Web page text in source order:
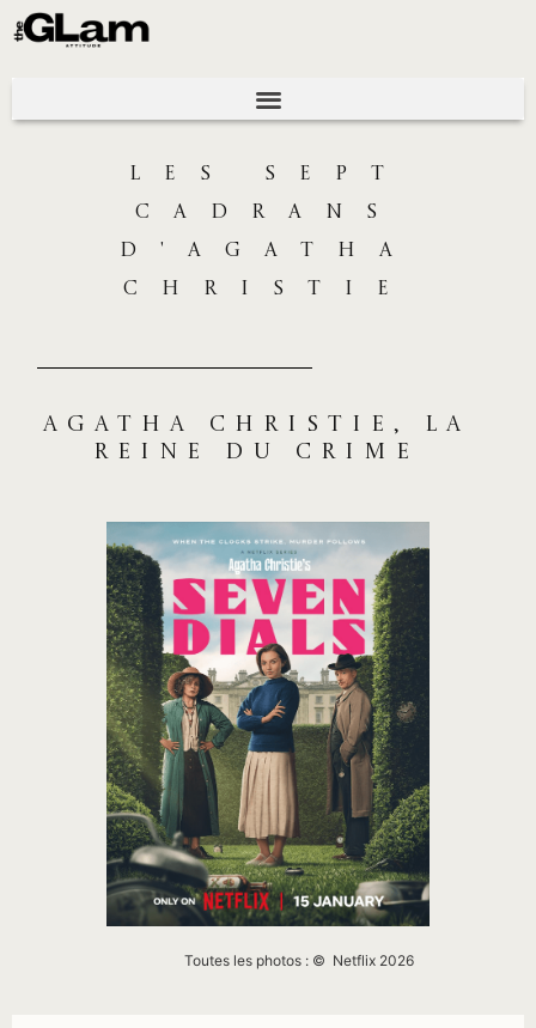
LES SEPT
CADRANS
D'AGATHA
CHRISTIE
AGATHA CHRISTIE, LA
REINE DU CRIME
Toutes les photos : © Netflix 2026